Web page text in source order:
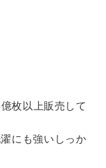
以上販売して
にも強いしっか